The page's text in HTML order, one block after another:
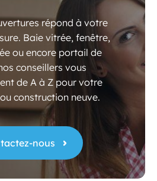
répond à votre
Baie vitrée, fenêtre,
ou encore portail de
conseillers vous
de A à Z pour votre
construction neuve.
nous